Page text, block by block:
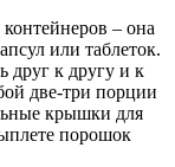
– она
или таблеток.
друг к другу и к
две-три порции
крышки для
порошок